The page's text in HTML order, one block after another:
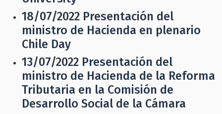
18/07/2022 Presentación del
ministro de Hacienda en plenario
Chile Day
13/07/2022 Presentación del
ministro de Hacienda de la Reforma
Tributaria en la Comisión de
Desarrollo Social de la Cámara